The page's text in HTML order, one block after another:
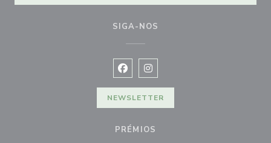
SIGA-NOS
Facebook ((abre numa nova janela))
Instagram ((abre numa nova
NEWSLETTER
PRÉMIOS